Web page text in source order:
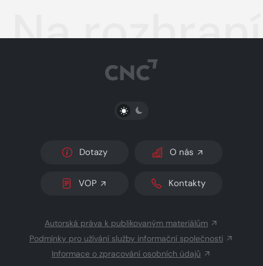
Na rozhraní
PŘEPNOUT SVĚTLÝ/TMAVÝ REŽIM
Dotazy O nás
VOP Kontakty
Autorská práva k publikovaným materiálům
Podmínky pro užívání služby informační společnosti
Informace o zpracování osobních údajů